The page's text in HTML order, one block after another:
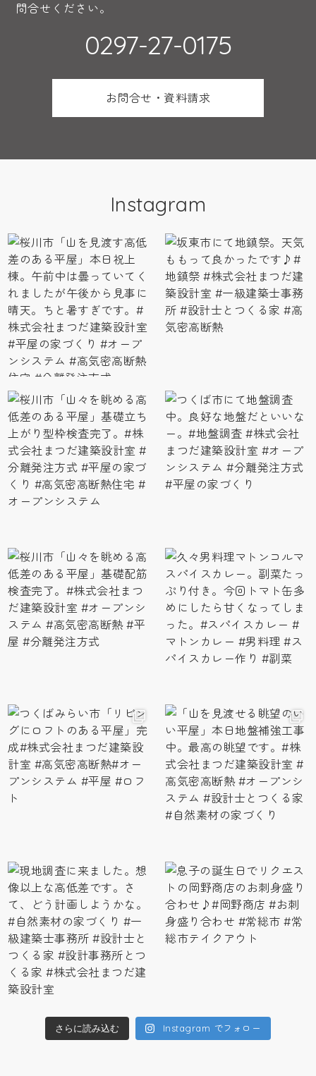
問合せください。
0297-27-0175
お問合せ・資料請求
Instagram
さらに読み込む Instagram でフォロー